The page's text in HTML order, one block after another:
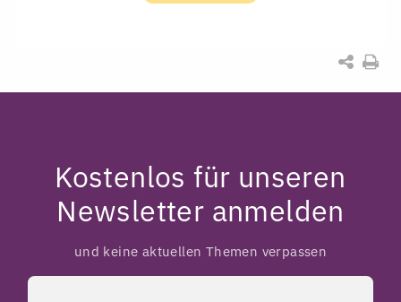
Kostenlos für unseren
Newsletter anmelden
und keine aktuellen Themen verpassen